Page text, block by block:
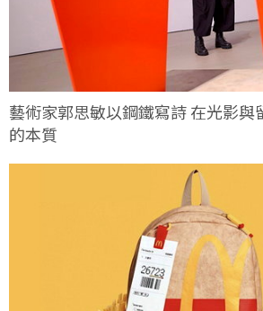
藝術家郭思敏以鋼鐵寫詩 在光影與
的本質